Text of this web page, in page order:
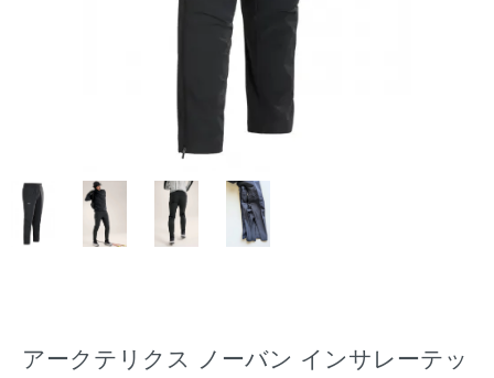
アークテリクス ノーバン インサレーテッ